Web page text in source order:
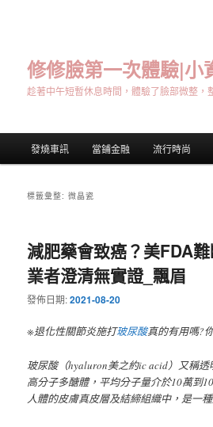
修修臉第一次體驗|小
趁著中午短暫休息時間，體驗了臉部微整，
發燒車訊 當鋪金融 流行時尚
標籤彙整:微晶瓷
減肥藥會致癌？美FDA
業者澄清無實證_飄眉
發佈日期:2021-08-20
※退化性關節炎施打玻尿酸真的有用嗎?
玻尿酸（hyaluron美之約ic acid）又稱
高分子多醣體，平均分子量介於10萬到
人體的皮膚真皮層及結締組織中，是一